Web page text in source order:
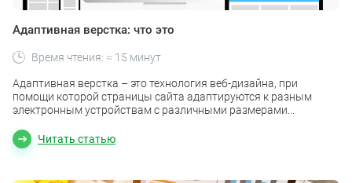
Адаптивная верстка: что это
Адаптивная верстка – это технология веб-дизайна, при
помощи которой страницы сайта адаптируются к разным
электронным устройствам с различными размерами...
Читать статью
Время чтения: ≈ 15 минут